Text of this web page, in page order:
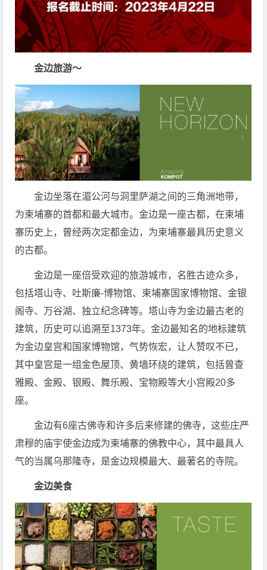
金边旅游～
金边坐落在湄公河与洞里萨湖之间的三角洲地带，
为柬埔寨的首都和最大城市。金边是一座古都，在柬埔
寨历史上，曾经两次定都金边，为柬埔寨最具历史意义
的古都。
金边是一座倍受欢迎的旅游城市，名胜古迹众多，
包括塔山寺、吐斯廉-博物馆、柬埔寨国家博物馆、金银
阁寺、万谷湖、独立纪念碑等。塔山寺为金边最古老的
建筑，历史可以追溯至1373年。金边最知名的地标建筑
为金边皇宫和国家博物馆，气势恢宏，让人赞叹不已，
其中皇宫是一组金色屋顶、黄墙环绕的建筑，包括曾查
雅殿、金殿、银殿、舞乐殿、宝物殿等大小宫殿20多
座。
金边有6座古佛寺和许多后来修建的佛寺，这些庄严
肃穆的庙宇使金边成为柬埔寨的佛教中心，其中最具人
气的当属乌那隆寺，是金边规模最大、最著名的寺院。
金边美食